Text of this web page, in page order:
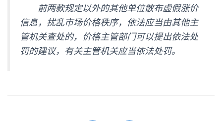
前两款规定以外的其他单位散布虚假涨价
信息，扰乱市场价格秩序，依法应当由其他主
管机关查处的，价格主管部门可以提出依法处
罚的建议，有关主管机关应当依法处罚。